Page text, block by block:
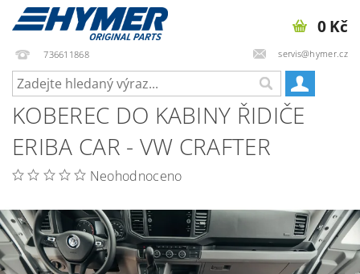
736611868 servis@hymer.cz
0 Kč
KOBEREC DO KABINY ŘIDIČE
ERIBA CAR - VW CRAFTER
Neohodnoceno